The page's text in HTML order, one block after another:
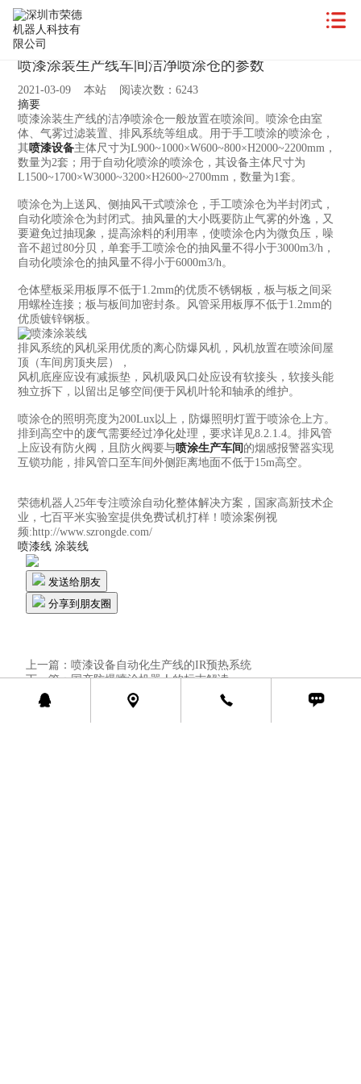
喷漆涂装生产线车间洁净喷涂仓的参数
2021-03-09 本站 阅读次数：6243
摘要
喷漆涂装生产线的洁净喷涂仓一般放置在喷涂间。喷涂仓由室
体、气雾过滤装置、排风系统等组成。用于手工喷涂的喷涂仓，
其喷漆设备主体尺寸为L900~1000×W600~800×H2000~2200mm，
数量为2套；用于自动化喷涂的喷涂仓，其设备主体尺寸为
L1500~1700×W3000~3200×H2600~2700mm，数量为1套。
喷涂仓为上送风、侧抽风干式喷涂仓，手工喷涂仓为半封闭式，
自动化喷涂仓为封闭式。抽风量的大小既要防止气雾的外逸，又
要避免过抽现象，提高涂料的利用率，使喷涂仓内为微负压，噪
音不超过80分贝，单套手工喷涂仓的抽风量不得小于3000m3/h，
自动化喷涂仓的抽风量不得小于6000m3/h。
仓体壁板采用板厚不低于1.2mm的优质不锈钢板，板与板之间采
用螺栓连接；板与板间加密封条。风管采用板厚不低于1.2mm的
优质镀锌钢板。
排风系统的风机采用优质的离心防爆风机，风机放置在喷涂间屋
顶（车间房顶夹层），
风机底座应设有减振垫，风机吸风口处应设有软接头，软接头能
独立拆下，以留出足够空间便于风机叶轮和轴承的维护。
喷涂仓的照明亮度为200Lux以上，防爆照明灯置于喷涂仓上方。
排到高空中的废气需要经过净化处理，要求详见8.2.1.4。排风管
上应设有防火阀，且防火阀要与喷涂生产车间 的烟感报警器实现
互锁功能，排风管口至车间外侧距离地面不低于15m高空。
荣德机器人25年专注喷涂自动化整体解决方案，国家高新技术企
业，七百平米实验室提供免费试机打样！喷涂案例视
频:http://www.szrongde.com/
喷漆线 涂装线
发送给朋友
分享到朋友圈
上一篇：喷漆设备自动化生产线的IR预热系统
下一篇：国产防爆喷涂机器人的标志解读